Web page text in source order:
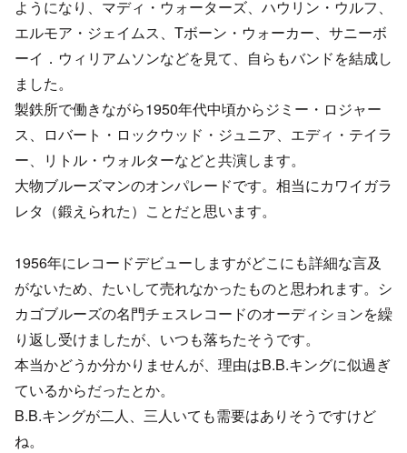
ようになり、マディ・ウォーターズ、ハウリン・ウルフ、
エルモア・ジェイムス、Tボーン・ウォーカー、サニーボ
ーイ．ウィリアムソンなどを見て、自らもバンドを結成し
ました。
製鉄所で働きながら1950年代中頃からジミー・ロジャー
ス、ロバート・ロックウッド・ジュニア、エディ・テイラ
ー、リトル・ウォルターなどと共演します。
大物ブルーズマンのオンパレードです。相当にカワイガラ
レタ（鍛えられた）ことだと思います。
1956年にレコードデビューしますがどこにも詳細な言及
がないため、たいして売れなかったものと思われます。シ
カゴブルーズの名門チェスレコードのオーディションを繰
り返し受けましたが、いつも落ちたそうです。
本当かどうか分かりませんが、理由はB.B.キングに似過ぎ
ているからだったとか。
B.B.キングが二人、三人いても需要はありそうですけど
ね。